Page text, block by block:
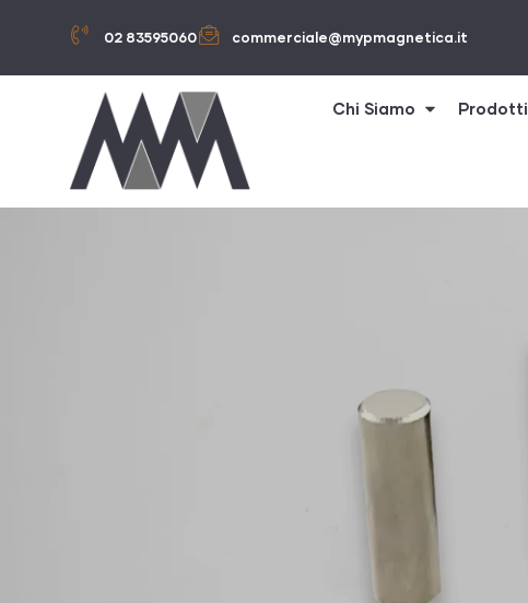
02 83595060 commerciale@mypmagnetica.it
Chi Siamo Prodotti